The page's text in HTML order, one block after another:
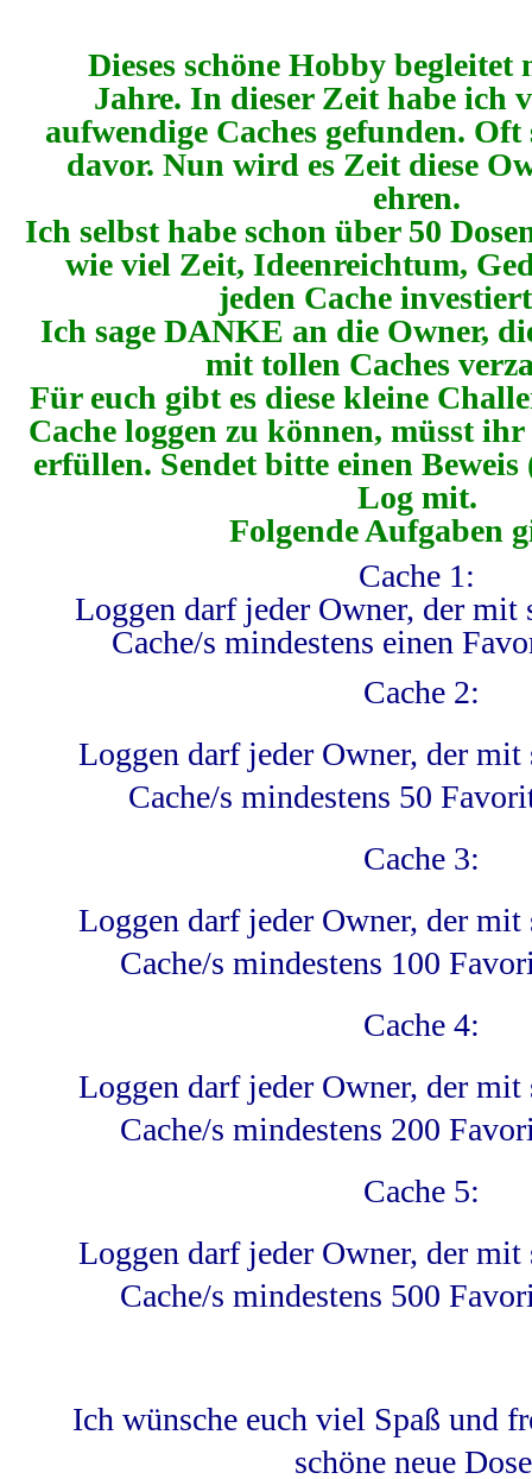
Dieses schöne Hobby begleitet
Jahre. In dieser Zeit habe ich
aufwendige Caches gefunden.
davor. Nun wird es Zeit diese
ehren.
Ich selbst habe schon über 50
wie viel Zeit, Ideenreichtum,
jeden Cache
Ich sage DANKE an die Owner,
mit tollen Caches
Für euch gibt es diese kleine
Cache loggen zu können, müsst
erfüllen. Sendet bitte einen Beweis
Log mit.
Folgende Aufgaben
Cache 1:
Loggen darf jeder Owner, der mit
Cache/s mindestens einen
Cache 2:
Loggen darf jeder Owner, der mit
Cache/s mindestens 50
Cache 3:
Loggen darf jeder Owner, der mit
Cache/s mindestens 100
Cache 4:
Loggen darf jeder Owner, der mit
Cache/s mindestens 200
Cache 5:
Loggen darf jeder Owner, der mit
Cache/s mindestens 500
Ich wünsche euch viel Spaß und
schöne neue